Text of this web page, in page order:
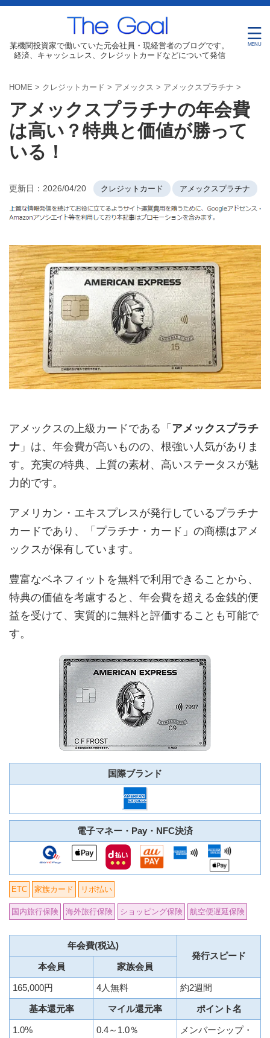
某機関投資家で働いていた元会社員・現経営者のブログです。
経済、キャッシュレス、クレジットカードなどについて発信
HOME > クレジットカード > アメックス > アメックスプラチナ >
アメックスプラチナの年会費
は高い？特典と価値が勝って
いる！
更新日： 2026/04/20 クレジットカード アメックスプラチナ
アメックスの上級カードである「 アメックスプラチ
ナ 」は、年会費が高いものの、根強い人気がありま
す。充実の特典、上質の素材、高いステータスが魅
力的です。
アメリカン・エキスプレスが発行しているプラチナ
カードであり、「プラチナ・カード」の商標はアメ
ックスが保有しています。
豊富なベネフィットを無料で利用できることから、
特典の価値を考慮すると、年会費を超える金銭的便
益を受けて、実質的に無料と評価することも可能で
す。
国際ブランド
電子マネー・Pay・NFC決済
ETC 家族カード リボ払い
国内旅行保険 海外旅行保険 ショッピング保険 航空便遅延保険
年会費(税込)
発行スピード
本会員
家族会員
165,000円 4人無料 約2週間
基本還元率 マイル還元率 ポイント名
1.0% 0.4～1.0％
メンバーシップ・